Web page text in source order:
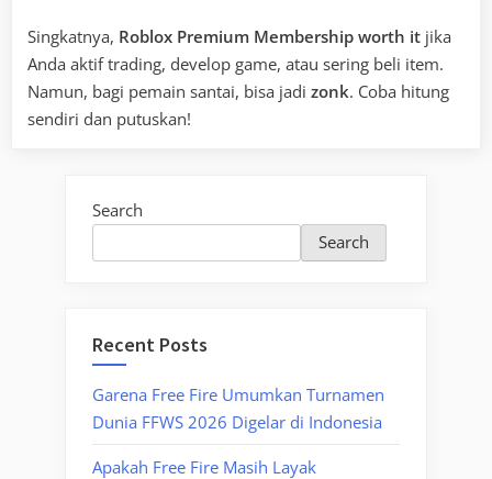
Singkatnya, Roblox Premium Membership worth it jika
Anda aktif trading, develop game, atau sering beli item.
Namun, bagi pemain santai, bisa jadi zonk. Coba hitung
sendiri dan putuskan!
Search
Search
Recent Posts
Garena Free Fire Umumkan Turnamen
Dunia FFWS 2026 Digelar di Indonesia
Apakah Free Fire Masih Layak